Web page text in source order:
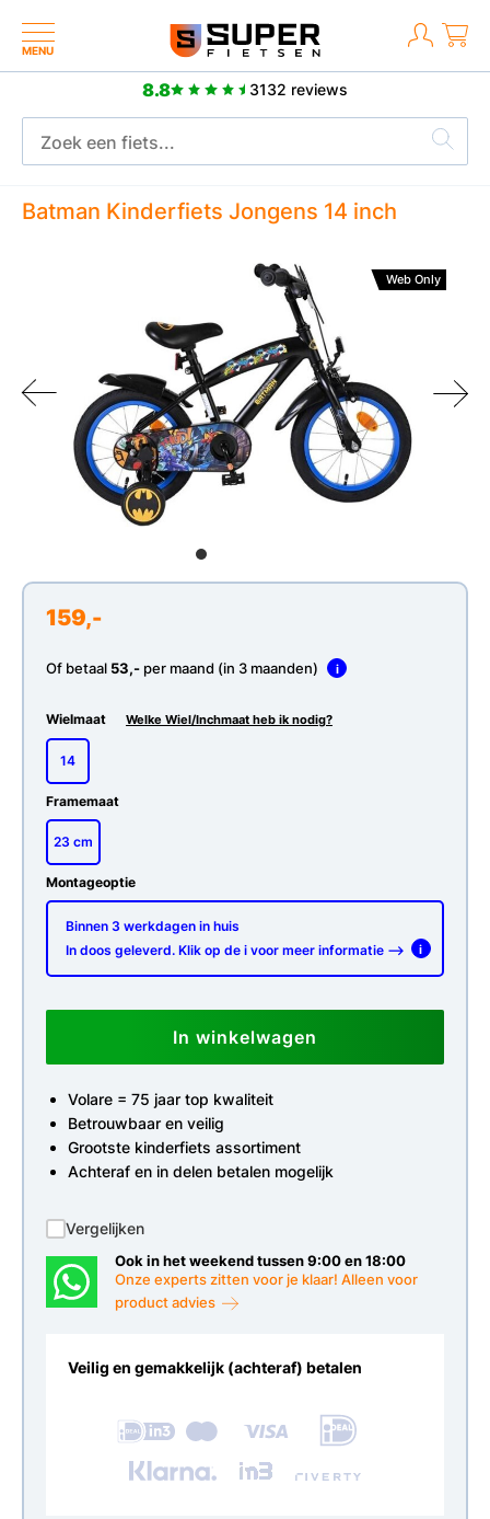
MENU
8.8 3132 reviews
2 jaar fabrieksgarantie
Batman Kinderfiets Jongens 14 inch
Web Only
159,-
Of betaal53,- per maand (in 3 maanden) i
Wielmaat Welke Wiel/Inchmaat heb ik nodig?
14
Framemaat
23 cm
Montageoptie
Binnen 3 werkdagen in huis
In doos geleverd. Klik op de i voor meer informatie -->
i
In winkelwagen
Volare = 75 jaar top kwaliteit
Betrouwbaar en veilig
Grootste kinderfiets assortiment
Achteraf en in delen betalen mogelijk
Vergelijken
Ook in het weekend tussen 9:00 en 18:00
Onze experts zitten voor je klaar! Alleen voor
product advies
Veilig en gemakkelijk (achteraf) betalen